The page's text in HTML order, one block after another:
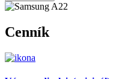
Cenník